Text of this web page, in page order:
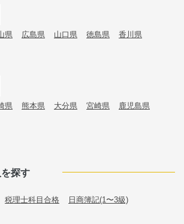
県 広島県 山口県 徳島県 香川県
県 熊本県 大分県 宮崎県 鹿児島県
探す
税理士科目合格 日商簿記(1〜3級)